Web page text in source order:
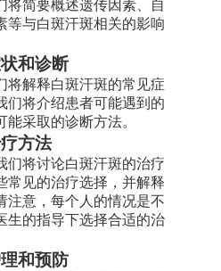
将简要概述遗传因素、自
等与白斑汗斑相关的影响
和诊断
解释白斑汗斑的常见症
们将介绍患者可能遇到的
采取的诊断方法。
方法
将讨论白斑汗斑的治疗
常见的治疗选择，并解释
注意，每个人的情况是不
生的指导下选择合适的治
和预防